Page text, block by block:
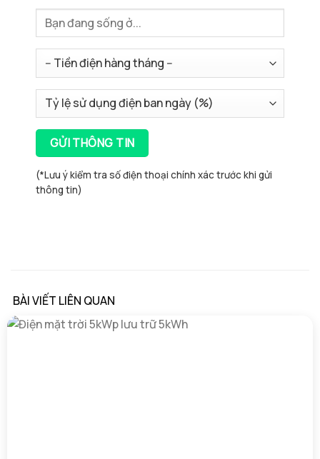
(*Lưu ý kiểm tra số điện thoại chính xác trước khi gửi
thông tin)
BÀI VIẾT LIÊN QUAN